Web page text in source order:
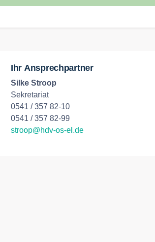
Ihr Ansprechpartner
Silke Stroop
Sekretariat
0541 / 357 82-10
0541 / 357 82-99
stroop@hdv-os-el.de